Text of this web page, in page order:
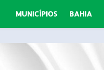
MUNICÍPIOS BAHIA